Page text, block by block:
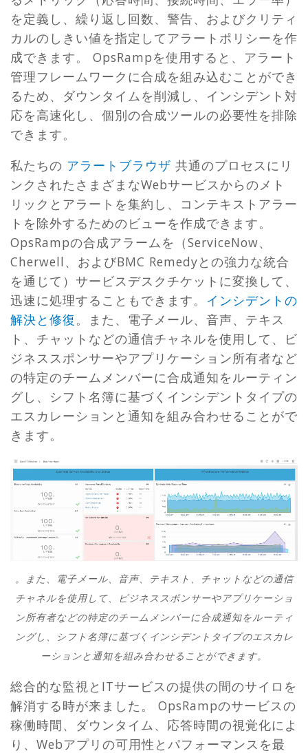
を定義し、繰り返し回数、警告、およびクリティ
カルのしきい値を指定してアラートポリシーを作
成できます。 OpsRampを使用すると、アラート
管理フレームワークに合成を組み込むことができ
るため、ダウンタイムを削減し、インシデント対
応を高速化し、個別の合成ツールの必要性を排除
できます。
私たちの アラートブラウザ 共通のプロセスにリ
ンクされたさまざまなWebサービスからのメト
リックとアラートを集約し、コンテキストアラー
トを除外するためのビューを作成できます。
OpsRampの合成アラームを（ServiceNow、
Cherwell、およびBMC Remedyとの強力な統合
を通じて）サービスデスクチケットに変換して、
迅速に処理することもできます。 インシデントの
解決と修復 。また、電子メール、音声、テキス
ト、チャットなどの通信チャネルを使用して、ビ
ジネススポンサーやアプリケーション所有者など
の特定のチームメンバーに合成通知をルーティン
グし、シフト名簿に基づくインシデントタイプの
エスカレーションと通知を組み合わせることがで
きます。
。また、電子メール、音声、テキスト、チャットなどの通信
チャネルを使用して、ビジネススポンサーやアプリケーショ
ン所有者などの特定のチームメンバーに合成通知をルーティ
ングし、シフト名簿に基づくインシデントタイプのエスカレ
ーションと通知を組み合わせることができます。
総合的な監視とITサービスの提供の間のサイロを
解消する時が来ました。 OpsRampのサービスの
稼働時間、ダウンタイム、応答時間の視覚化によ
り、Webアプリの可用性とパフォーマンスを最